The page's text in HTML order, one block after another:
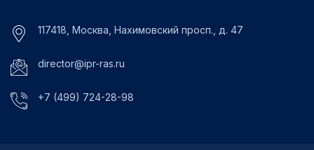
117418, Москва, Нахимовский просп., д. 47
director@ipr-ras.ru
+7 (499) 724-28-98